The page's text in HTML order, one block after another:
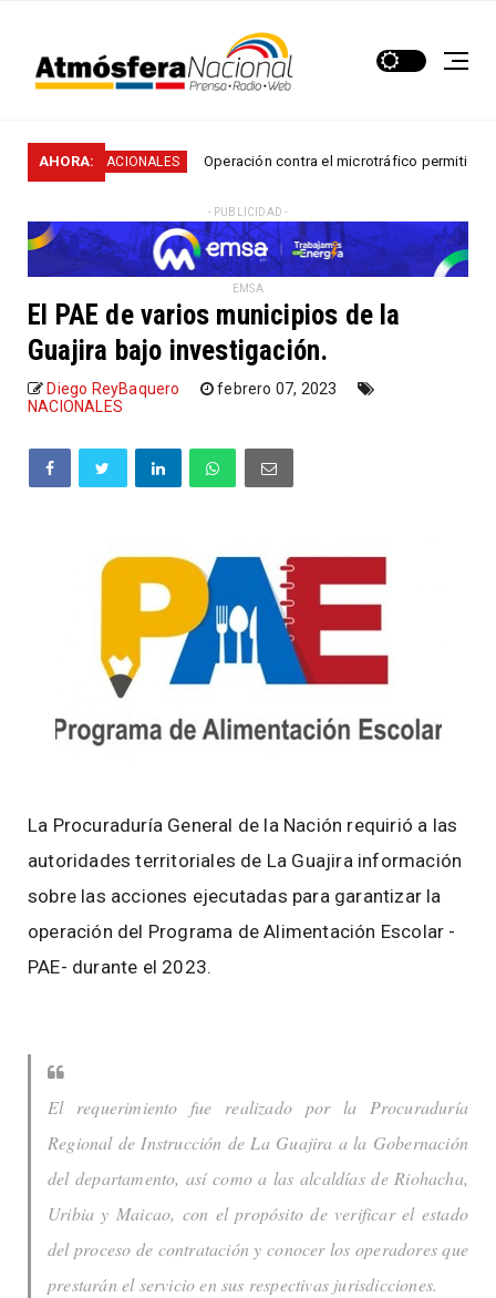
AHORA:
NACIONALES Operación contra el microtráfico permitió que la
- PUBLICIDAD -
EMSA
El PAE de varios municipios de la
Guajira bajo investigación.
Diego ReyBaquero
febrero 07, 2023
NACIONALES
La Procuraduría General de la Nación requirió a las
autoridades territoriales de La Guajira información
sobre las acciones ejecutadas para garantizar la
operación del Programa de Alimentación Escolar -
PAE- durante el 2023.
El requerimiento fue realizado por la Procuraduría
Regional de Instrucción de La Guajira a la Gobernación
del departamento, así como a las alcaldías de Riohacha,
Uribia y Maicao, con el propósito de verificar el estado
del proceso de contratación y conocer los operadores que
prestarán el servicio en sus respectivas jurisdicciones.